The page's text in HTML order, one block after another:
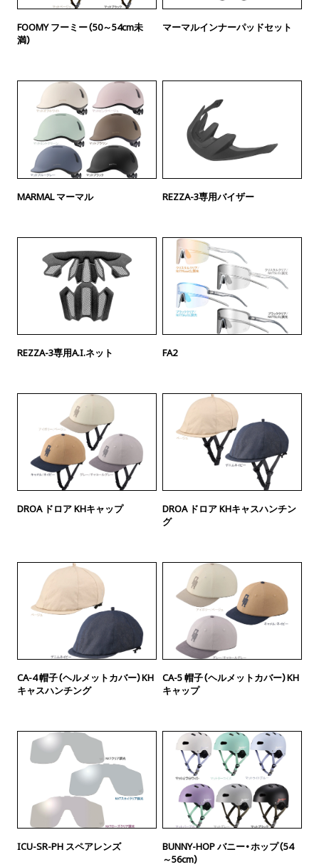
FOOMY フーミー（50～54cm未
満）
マーマルインナーパッドセット
MARMAL マーマル REZZA-3専用バイザー
REZZA-3専用A.I.ネット FA2
DROA ドロア KHキャップ
DROA ドロア KHキャスハンチン
グ
CA-4 帽子（ヘルメットカバー）KH
キャスハンチング
CA-5 帽子（ヘルメットカバー）KH
キャップ
ICU-SR-PH スペアレンズ
BUNNY-HOP バニー・ホップ（54
～56cm）